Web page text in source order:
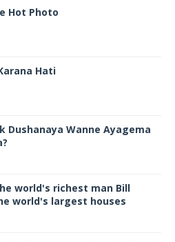
Hot Photo
Hati
Dushanaya Wanne Ayagema
world's richest man Bill
world's largest houses